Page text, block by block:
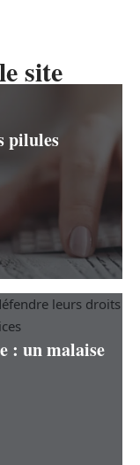
site
pilules
: un malaise